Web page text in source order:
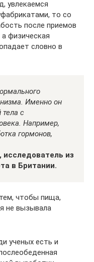
увлекаемся
то со
после приемов
физическая
словно в
Именно он
тела с
Например,
гормонов,
из
в Британии.
чтобы пища,
не вызывала
ученых есть и